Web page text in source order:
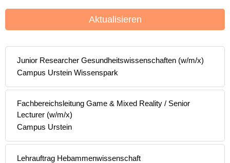
Aktualisieren
Junior Researcher Gesundheitswissenschaften (w/m/x)
Campus Urstein Wissenspark
Fachbereichsleitung Game & Mixed Reality / Senior
Lecturer (w/m/x)
Campus Urstein
Lehrauftrag Hebammenwissenschaft